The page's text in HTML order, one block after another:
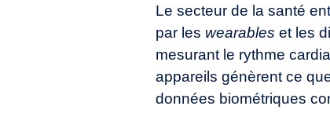
Le secteur de la santé
par les wearables et les
mesurant le rythme
appareils génèrent ce
données biométriques